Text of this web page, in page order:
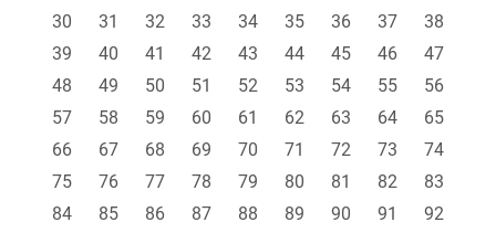
30
31 32 33 34 35 36 37
38
39
40 41 42 43 44 45 46
47
48
49 50 51 52 53 54 55
56
57
58 59 60 61 62 63 64
65
66
67 68 69 70 71 72 73
74
75
76 77 78 79 80 81 82
83
84
85 86 87 88 89 90 91
92